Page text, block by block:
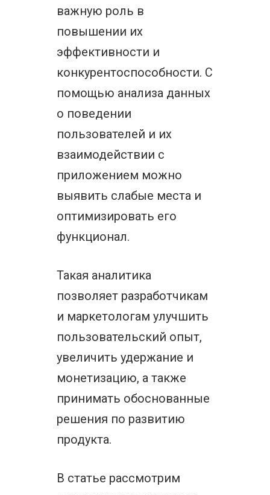
важную роль в
повышении их
эффективности и
конкурентоспособности. С
помощью анализа данных
о поведении
пользователей и их
взаимодействии с
приложением можно
выявить слабые места и
оптимизировать его
функционал.
Такая аналитика
позволяет разработчикам
и маркетологам улучшить
пользовательский опыт,
увеличить удержание и
монетизацию, а также
принимать обоснованные
решения по развитию
продукта.
В статье рассмотрим